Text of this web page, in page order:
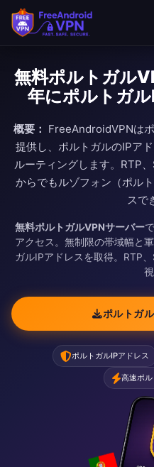
無料ポルトガル
年にポルトガ
概要： FreeAndroidVPNは
提供し、ポルトガルのIPア
ルーティングします。RTP
からでもルゾフォン（ポル
スで
無料ポルトガルVPNサーバー
アクセス。無制限の帯域幅と
ガルIPアドレスを取得。RTP
視
ポルトガ
ポルトガルIPアドレス
高速ポ